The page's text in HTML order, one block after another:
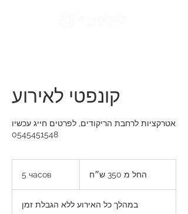
קונפטי לאירוע
אטרקציות לרחבת הריקודים, לפרטים חייג עכשיו
0545451548
5 часов
с
החל מ 350 ש״ח
במהלך כל האירוע ללא הגבלת זמן